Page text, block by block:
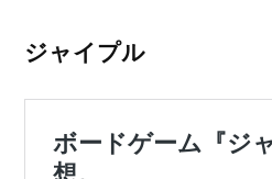
ジャイプル